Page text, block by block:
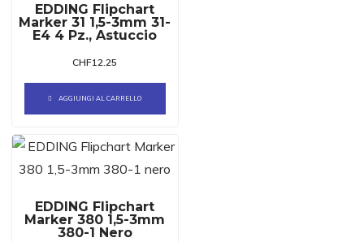
EDDING Flipchart
Marker 31 1,5-3mm 31-
E4 4 Pz., Astuccio
CHF12.25
AGGIUNGI AL CARRELLO
EDDING Flipchart
Marker 380 1,5-3mm
380-1 Nero